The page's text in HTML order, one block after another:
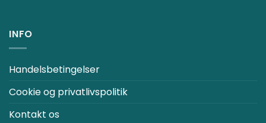
INFO
Handelsbetingelser
Cookie og privatlivspolitik
Kontakt os